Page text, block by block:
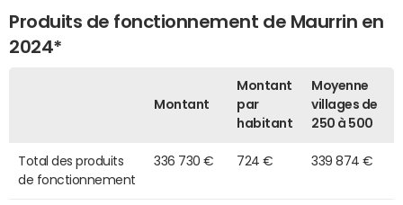
Produits de fonctionnement de Maurrin en
2024*
Montant
Montant
par
habitant
Moyenne
villages de
250 à 500
Total des produits
de fonctionnement
336 730 € 724 € 339 874 €